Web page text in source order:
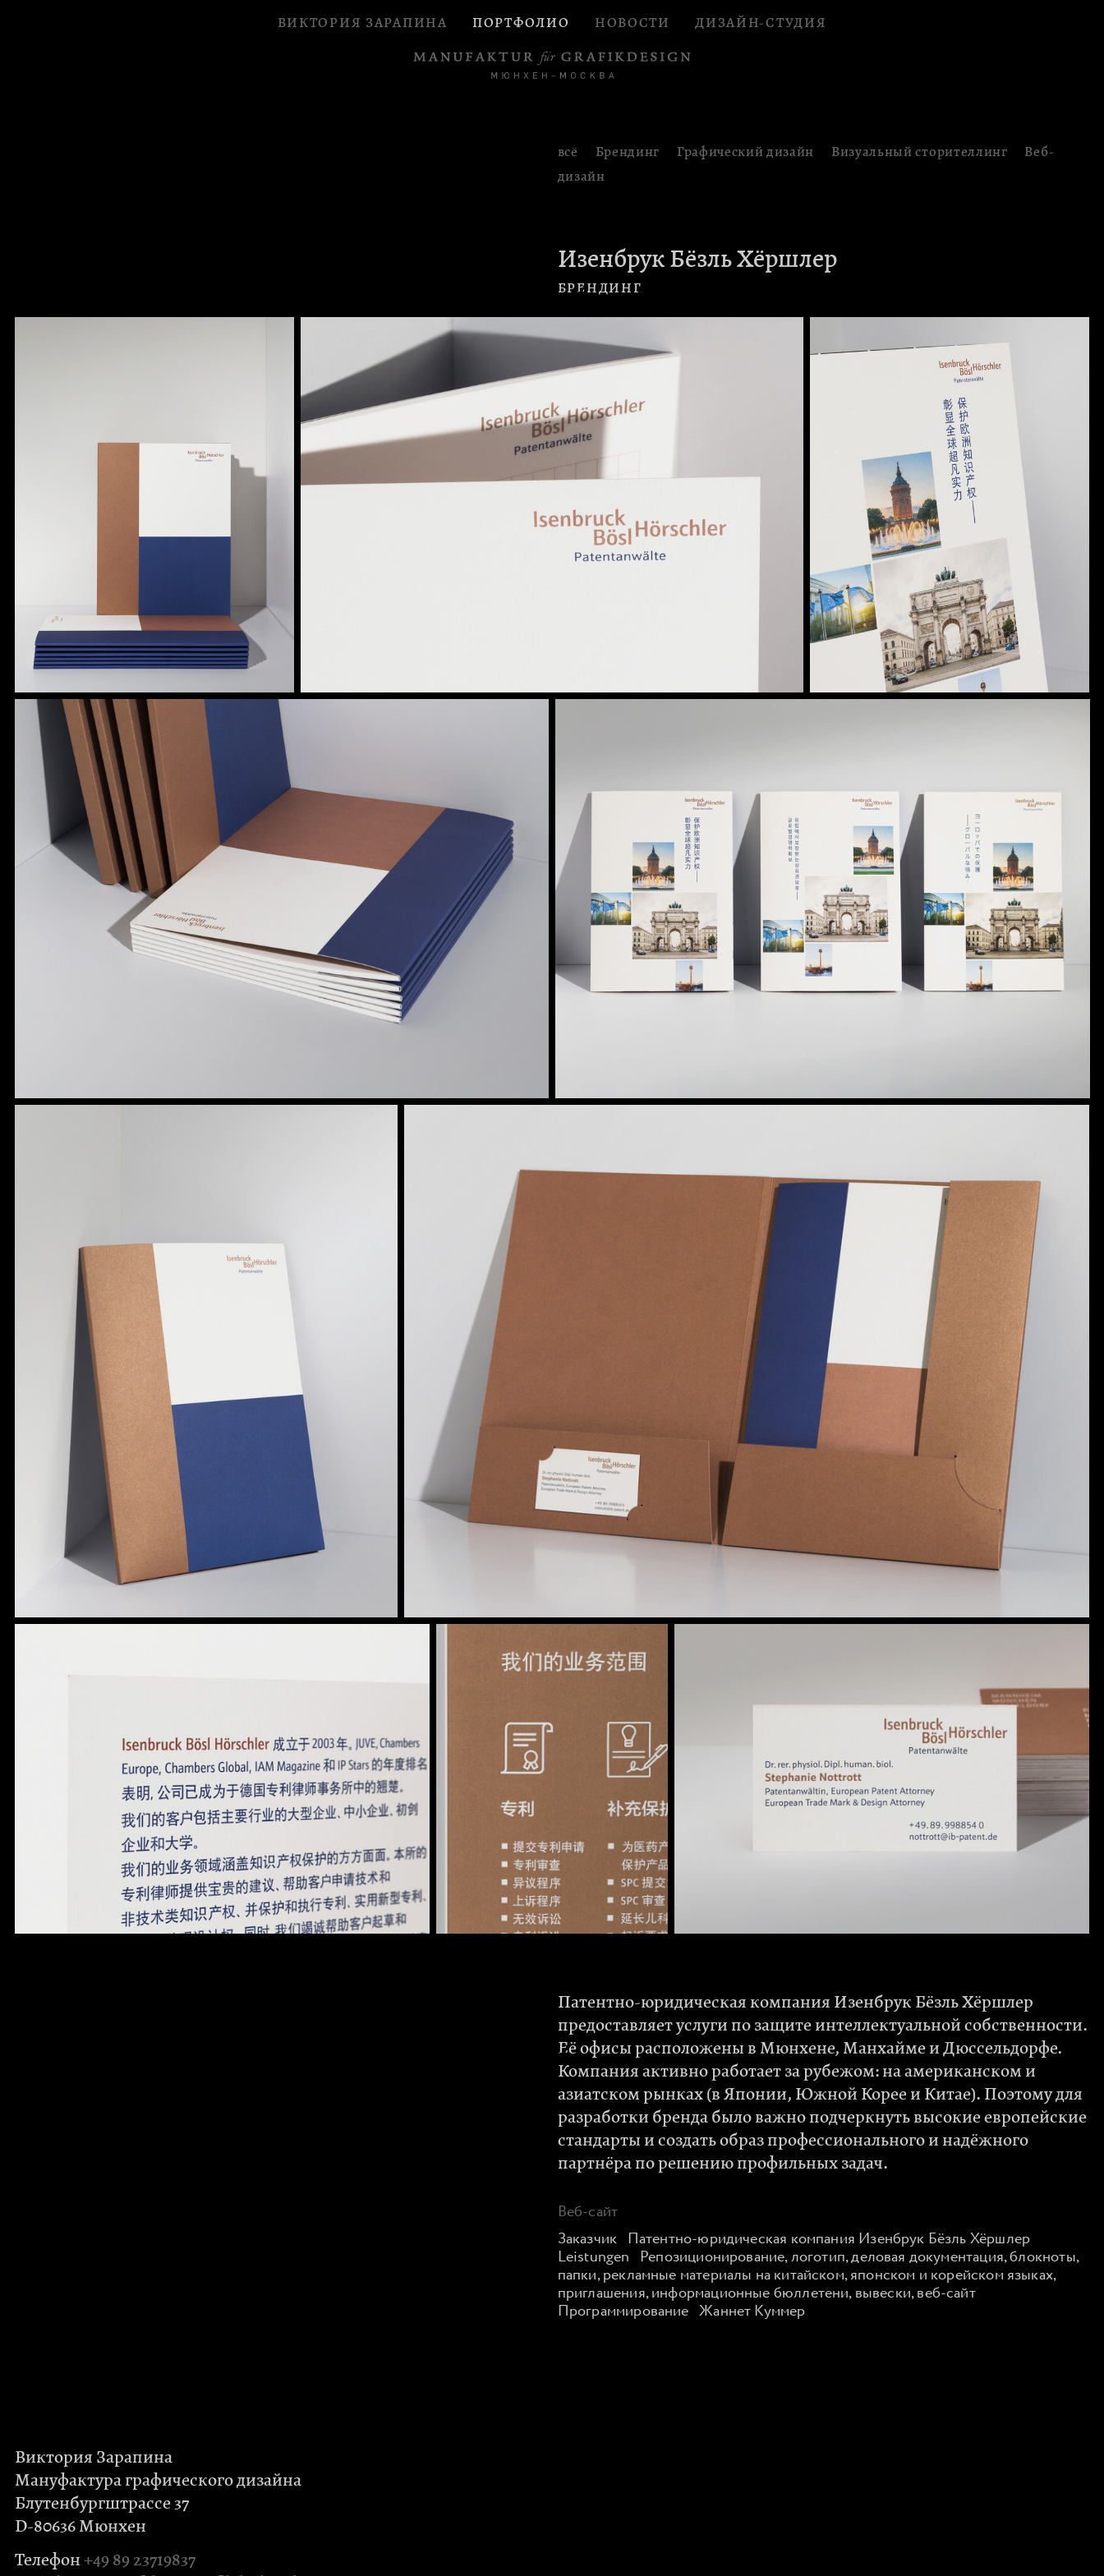
ВИКТОРИЯ ЗАРАПИНА ПОРТФОЛИО НОВОСТИ ДИЗАЙН-СТУДИЯ
всё Брендинг Графический дизайн Визуальный сторителлинг
Веб-
дизайн
Изенбрук Бёзль Хёршлер
БРЕНДИНГ
Патентно-юридическая компания Изенбрук Бёзль Хёршлер
предоставляет услуги по защите интеллектуальной собственности.
Её офисы расположены в Мюнхене, Манхайме и Дюссельдорфе.
Компания активно работает за рубежом: на американском и
азиатском рынках (в Японии, Южной Корее и Китае). Поэтому для
разработки бренда было важно подчеркнуть высокие европейские
стандарты и создать образ профессионального и надёжного
партнёра по решению профильных задач.
Веб-сайт
Заказчик Патентно-юридическая компания Изенбрук Бёзль Хёршлер
Leistungen Репозиционирование, логотип, деловая документация, блокноты,
папки, рекламные материалы на китайском, японском и корейском языках,
приглашения, информационные бюллетени, вывески, веб-сайт
Программирование Жаннет Куммер
Виктория Зарапина
Мануфактура графического дизайна
Блутенбургштрассе 37
D-80636 Мюнхен
Телефон +49 89 23719837